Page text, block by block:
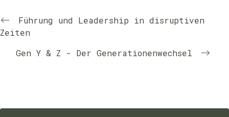
Führung und Leadership in disruptiven
Zeiten
Gen Y & Z - Der Generationenwechsel